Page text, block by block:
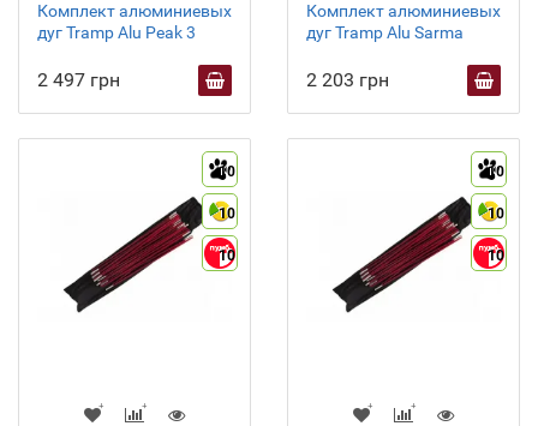
Комплект алюминиевых
дуг Tramp Alu Peak 3
2 497 грн
Комплект алюминиевых
дуг Tramp Alu Sarma
2 203 грн
10
10
10
10
10
10